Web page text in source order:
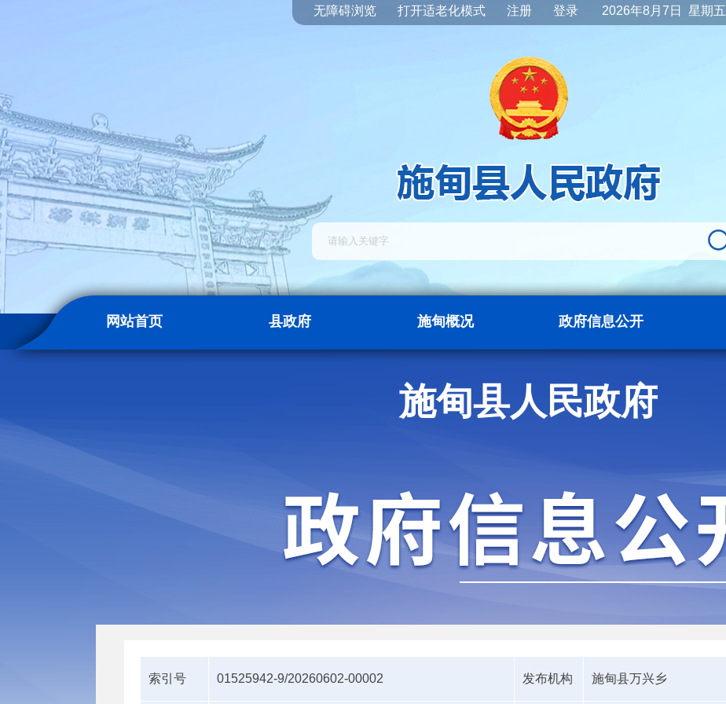
无障碍浏览 打开适老化模式 注册 登录 2026年8月7日 星期五
网站首页 县政府 施甸概况 政府信息公开
施甸资讯
施甸县人民政府
索引号 01525942-9/20260602-00002 发布机构 施甸县万兴乡